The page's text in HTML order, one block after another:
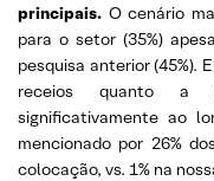
principais. O cenário
para o setor (35%)
pesquisa anterior (45%).
receios quanto a
significativamente ao
mencionado por 26%
colocação, vs. 1% na